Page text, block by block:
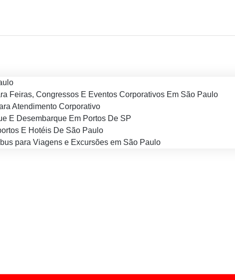
Feiras, Congressos E Eventos Corporativos Em São Paulo
Atendimento Corporativo
E Desembarque Em Portos De SP
E Hotéis De São Paulo
para Viagens e Excursões em São Paulo